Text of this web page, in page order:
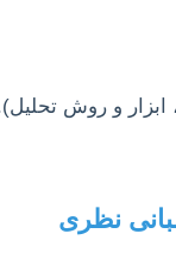
و روش
نظری